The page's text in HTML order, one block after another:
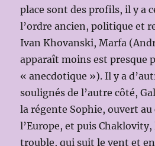
place sont des profils, il y a
l’ordre ancien, politique et
Ivan Khovanski, Marfa
apparaît moins est presque
« anecdotique »). Il y a
soulignés de l’autre côté,
la régente Sophie, ouvert
l’Europe, et puis Chaklovity,
trouble, qui suit le vent et